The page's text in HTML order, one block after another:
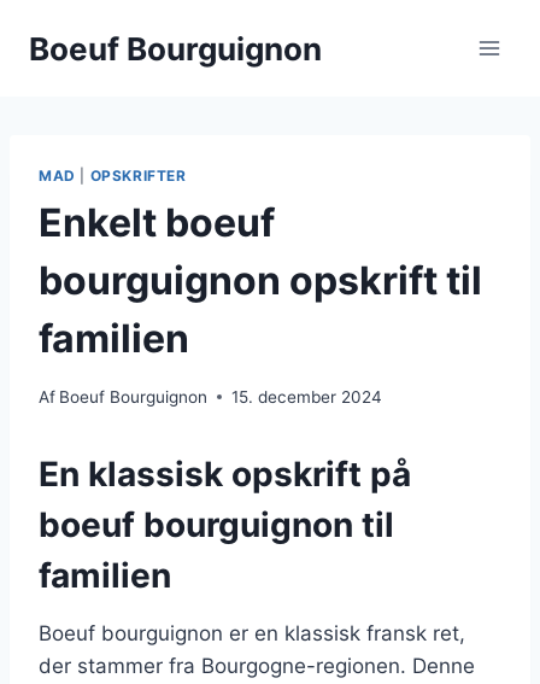
Boeuf Bourguignon
MAD OPSKRIFTER
Enkelt boeuf
bourguignon opskrift til
familien
Af Boeuf Bourguignon 15. december 2024
En klassisk opskrift på
boeuf bourguignon til
familien
Boeuf bourguignon er en klassisk fransk ret,
der stammer fra Bourgogne-regionen. Denne